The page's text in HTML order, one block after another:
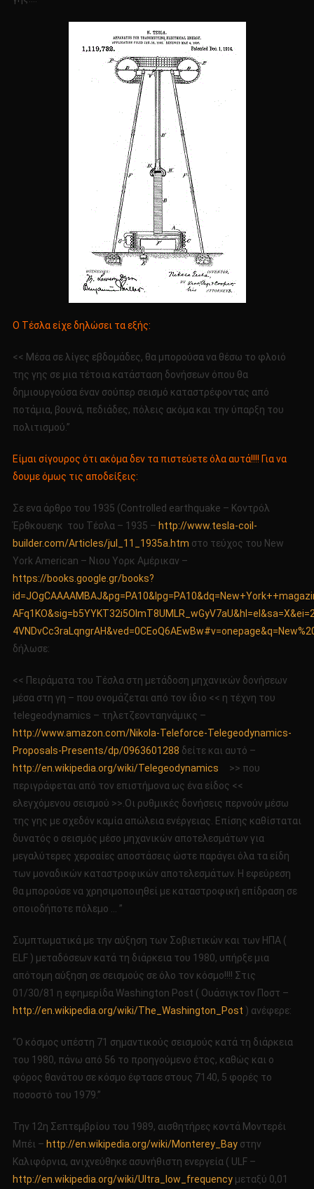
Ο Τέσλα είχε δηλώσει τα εξής:
<< Μέσα σε λίγες εβδομάδες, θα μπορούσα να θέσω το φλοιό
της γης σε μια τέτοια κατάσταση δονήσεων όπου θα
δημιουργούσα έναν σούπερ σεισμό καταστρέφοντας από
ποτάμια, βουνά, πεδιάδες, πόλεις ακόμα και την ύπαρξη του
πολιτισμού.”
Είμαι σίγουρος ότι ακόμα δεν τα πιστεύετε όλα αυτά!!!! Για να
δουμε όμως τις αποδείξεις:
Σε ενα άρθρο του 1935 (Controlled earthquake – Κοντρόλ
Έρθκουεηκ του Τέσλα – 1935 – http://www.tesla-coil-
builder.com/Articles/jul_11_1935a.htm στο τεύχος του New
York American – Νιου Υορκ Αμέρικαν –
https://books.google.gr/books?
δήλωσε:
<< Πειράματα του Τέσλα στη μετάδοση μηχανικών δονήσεων
μέσα στη γη – που ονομάζεται από τον ίδιο << η τέχνη του
telegeodynamics – τηλετζεονταηνάμικς –
http://www.amazon.com/Nikola-Teleforce-Telegeodynamics-
Proposals-Presents/dp/0963601288 δείτε και αυτό –
http://en.wikipedia.org/wiki/Telegeodynamics >> που
περιγράφεται από τον επιστήμονα ως ένα είδος <<
ελεγχόμενου σεισμού >>.Οι ρυθμικές δονήσεις περνούν μέσω
της γης με σχεδόν καμία απώλεια ενέργειας. Επίσης καθίσταται
δυνατός ο σεισμός μέσο μηχανικών αποτελεσμάτων για
μεγαλύτερες χερσαίες αποστάσεις ώστε παράγει όλα τα είδη
των μοναδικών καταστροφικών αποτελεσμάτων. Η εφεύρεση
θα μπορούσε να χρησιμοποιηθεί με καταστροφική επίδραση σε
οποιοδήποτε πόλεμο … ”
Συμπτωματικά με την αύξηση των Σοβιετικών και των ΗΠΑ (
ELF ) μεταδόσεων κατά τη διάρκεια του 1980, υπήρξε μια
απότομη αύξηση σε σεισμούς σε όλο τον κόσμο!!!! Στις
01/30/81 η εφημερίδα Washington Post ( Ουάσιγκτον Ποστ –
http://en.wikipedia.org/wiki/The_Washington_Post ) ανέφερε:
“Ο κόσμος υπέστη 71 σημαντικούς σεισμούς κατά τη διάρκεια
του 1980, πάνω από 56 το προηγούμενο έτος, καθώς και ο
φόρος θανάτου σε κόσμο έφτασε στους 7140, 5 φορές το
ποσοστό του 1979.”
Την 12η Σεπτεμβρίου του 1989, αισθητήρες κοντά Μοντερέι
Μπέι – http://en.wikipedia.org/wiki/Monterey_Bayστην
Καλιφόρνια, ανιχνεύθηκε ασυνήθιστη ενεργεία ( ULF –
http://en.wikipedia.org/wiki/Ultra_low_frequencyμεταξύ 0,01